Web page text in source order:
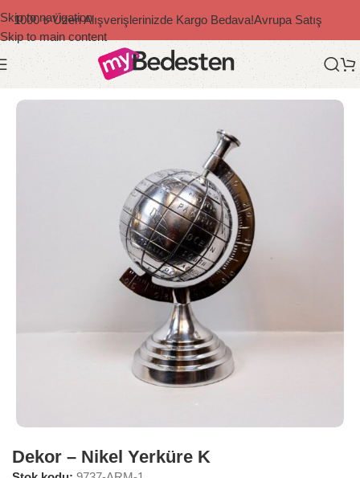
Skip to navigation
Skip to main content
1000 ₺ Üzeri Alışverişlerinizde Kargo Bedava!Avrupa Satış
Ana Sayfa Dekoratif Ürünler / Retro
Dekor – Nikel Yerküre K